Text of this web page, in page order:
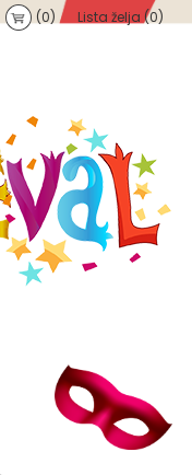
(0) Lista želja (0)